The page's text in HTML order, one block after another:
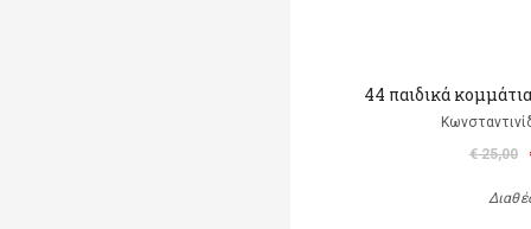
44 παιδικά κομμάτια
€ 25,00